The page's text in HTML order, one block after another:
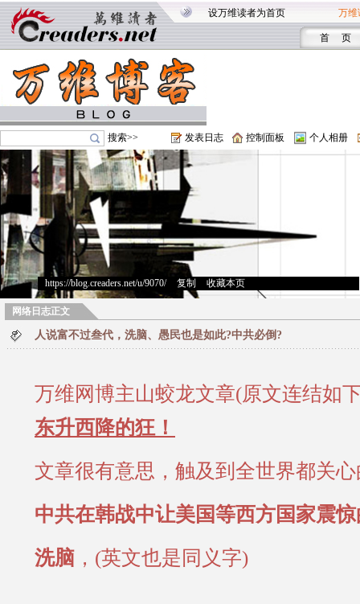
设万维读者为首页 万维
首 页
搜索>> 发表日志 控制面板 个人相册
https://blog.creaders.net/u/9070/> 复制 收藏本页
网络日志正文
人说富不过叁代，洗脑、愚民也是如此?中共必倒?
万维网博主山蛟龙文章(原文连结如
东升西降的狂！
文章很有意思，触及到全世界都关
中共在韩战中让美国等西方国家震
洗脑 ，(英文也是同义字)